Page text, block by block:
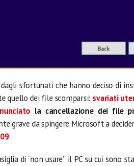
sfortunati che hanno deciso di
quello dei file scomparsi: svariati
la cancellazione dei file
grave da spingere Microsoft a
.
di “non usare” il PC su cui sono